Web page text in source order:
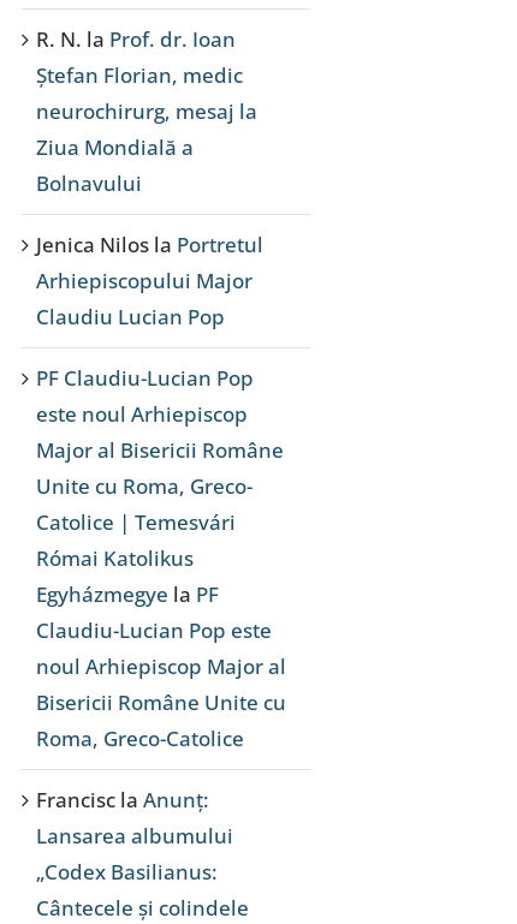
R. N. la Prof. dr. Ioan
Ștefan Florian, medic
neurochirurg, mesaj la
Ziua Mondială a
Bolnavului
Jenica Nilos la Portretul
Arhiepiscopului Major
Claudiu Lucian Pop
PF Claudiu-Lucian Pop
este noul Arhiepiscop
Major al Bisericii Române
Unite cu Roma, Greco-
Catolice | Temesvári
Római Katolikus
Egyházmegye la PF
Claudiu-Lucian Pop este
noul Arhiepiscop Major al
Bisericii Române Unite cu
Roma, Greco-Catolice
Francisc la Anunț:
Lansarea albumului
„Codex Basilianus:
Cântecele și colindele